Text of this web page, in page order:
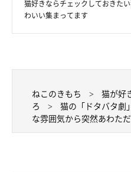
猫好きならチェックしておきた
わいい集まってます
ねこのきもち 猫が好
ろ
猫の「ドタバタ劇
な雰囲気から突然あわた